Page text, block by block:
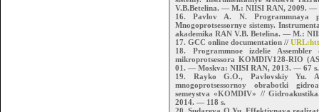
V.B.Betelina. — M.: NIISI RAN, 2009. —
16. Pavlov A. N. Programmnaya
Mnogoprotsessornye sistemy.
akademika RAN V.B. Betelina. — M.:
17. GCC online documentation //
18. Programmnoe izdelie
mikroprotsessora KOMDIV128-RIO
01. — Moskva: NIISI RAN, 2013. — 67 s.
19. Rayko G.O., Pavlovskiy Yu.
mnogoprotsessornoy obrabotki
semeystva «KOMDIV» //
2014. — 118 s.